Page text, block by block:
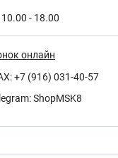
10.00 - 18.00
онлайн
+7 (916) 031-40-57
ShopMSK8